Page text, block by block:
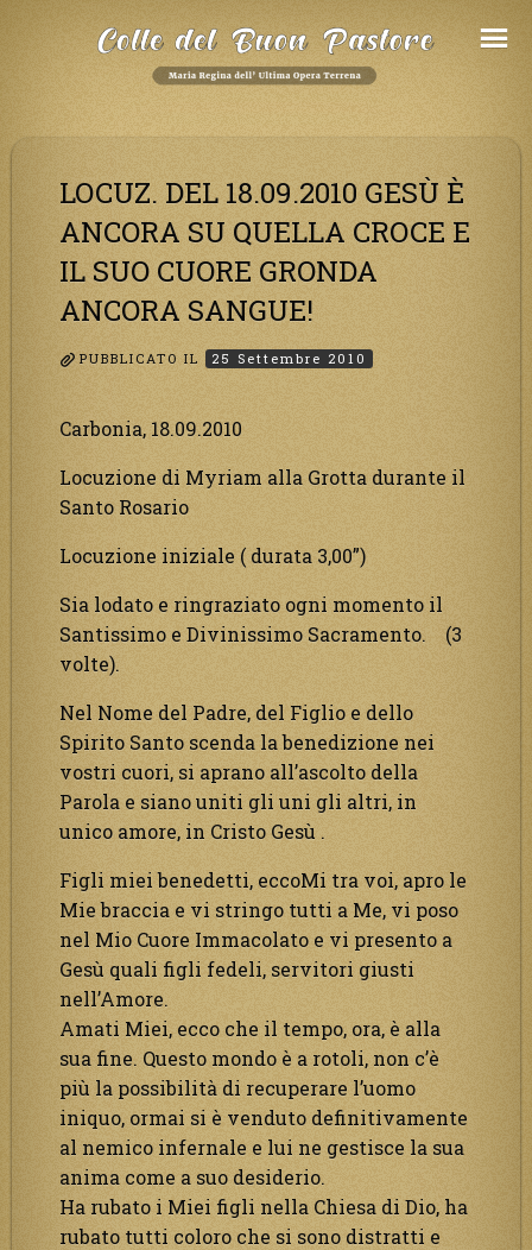
LOCUZ. DEL 18.09.2010 GESÙ È
ANCORA SU QUELLA CROCE E
IL SUO CUORE GRONDA
ANCORA SANGUE!
PUBBLICATO IL 25 Settembre 2010
Carbonia, 18.09.2010
Locuzione di Myriam alla Grotta durante il
Santo Rosario
Locuzione iniziale ( durata 3,00”)
Sia lodato e ringraziato ogni momento il
Santissimo e Divinissimo Sacramento. (3
volte).
Nel Nome del Padre, del Figlio e dello
Spirito Santo scenda la benedizione nei
vostri cuori, si aprano all’ascolto della
Parola e siano uniti gli uni gli altri, in
unico amore, in Cristo Gesù .
Figli miei benedetti, eccoMi tra voi, apro le
Mie braccia e vi stringo tutti a Me, vi poso
nel Mio Cuore Immacolato e vi presento a
Gesù quali figli fedeli, servitori giusti
nell’Amore.
Amati Miei, ecco che il tempo, ora, è alla
sua fine. Questo mondo è a rotoli, non c’è
più la possibilità di recuperare l’uomo
iniquo, ormai si è venduto definitivamente
al nemico infernale e lui ne gestisce la sua
anima come a suo desiderio.
Ha rubato i Miei figli nella Chiesa di Dio, ha
rubato tutti coloro che si sono distratti e